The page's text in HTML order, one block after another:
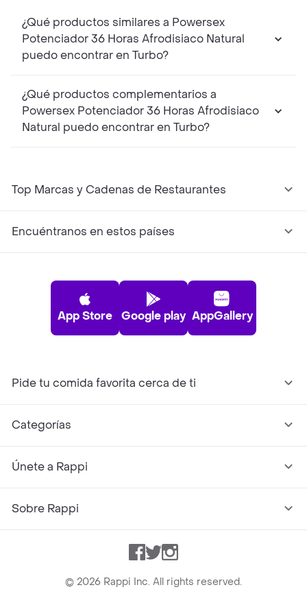
¿Qué productos similares a Powersex
Potenciador 36 Horas Afrodisiaco Natural
puedo encontrar en Turbo?
¿Qué productos complementarios a
Powersex Potenciador 36 Horas Afrodisiaco
Natural puedo encontrar en Turbo?
Top Marcas y Cadenas de Restaurantes
Encuéntranos en estos países
App Store Google play AppGallery
Pide tu comida favorita cerca de ti
Categorías
Únete a Rappi
Sobre Rappi
Facebook
TwitterInstagram
© 2026 Rappi Inc. All rights reserved.